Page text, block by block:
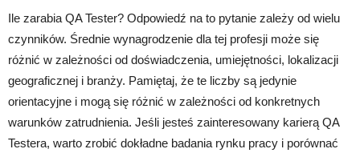
Ile zarabia QA Tester? Odpowiedź na to pytanie zależy od wielu
czynników. Średnie wynagrodzenie dla tej profesji może się
różnić w zależności od doświadczenia, umiejętności, lokalizacji
geograficznej i branży. Pamiętaj, że te liczby są jedynie
orientacyjne i mogą się różnić w zależności od konkretnych
warunków zatrudnienia. Jeśli jesteś zainteresowany karierą QA
Testera, warto zrobić dokładne badania rynku pracy i porównać